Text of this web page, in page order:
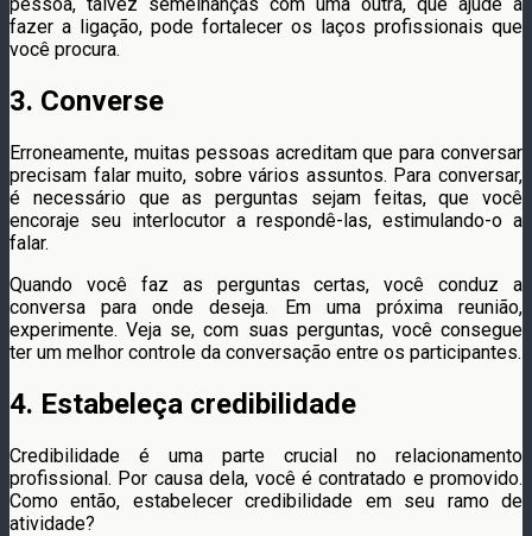
pessoa, talvez semelhanças com uma outra, que ajude a
fazer a ligação, pode fortalecer os laços profissionais que
você procura.
3. Converse
Erroneamente, muitas pessoas acreditam que para conversar
precisam falar muito, sobre vários assuntos. Para conversar,
é necessário que as perguntas sejam feitas, que você
encoraje seu interlocutor a respondê-las, estimulando-o a
falar.
Quando você faz as perguntas certas, você conduz a
conversa para onde deseja. Em uma próxima reunião,
experimente. Veja se, com suas perguntas, você consegue
ter um melhor controle da conversação entre os participantes.
4. Estabeleça credibilidade
Credibilidade é uma parte crucial no relacionamento
profissional. Por causa dela, você é contratado e promovido.
Como então, estabelecer credibilidade em seu ramo de
atividade?